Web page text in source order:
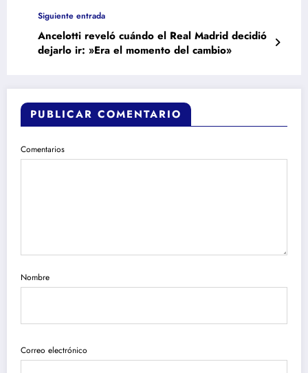
Siguiente entrada
Ancelotti reveló cuándo el Real Madrid decidió
dejarlo ir: »Era el momento del cambio»
PUBLICAR COMENTARIO
Comentarios
Nombre
Correo electrónico